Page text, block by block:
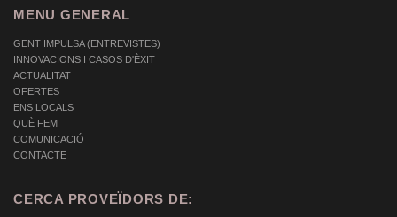
MENU GENERAL
GENT IMPULSA (ENTREVISTES)
INNOVACIONS I CASOS D'ÈXIT
ACTUALITAT
OFERTES
ENS LOCALS
QUÈ FEM
COMUNICACIÓ
CONTACTE
CERCA PROVEÏDORS DE: